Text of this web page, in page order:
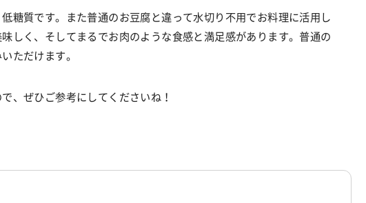
糖質です。また普通のお豆腐と違って水切り不用でお料理に活用し
しく、そしてまるでお肉のような食感と満足感があります。普通の
ただけます。
、ぜひご参考にしてくださいね！